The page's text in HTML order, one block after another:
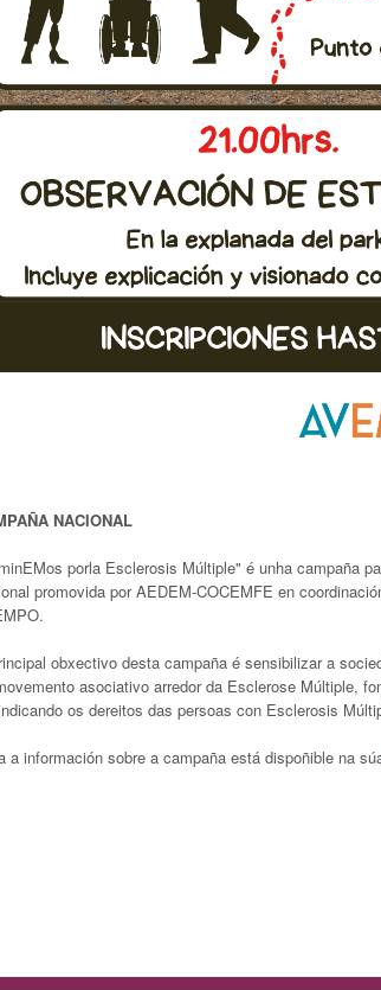
NACIONAL
porla Esclerosis Múltiple" é unha campaña
promovida por AEDEM-COCEMFE en
obxectivo desta campaña é sensibilizar a
asociativo arredor da Esclerose Múltiple,
os dereitos das persoas con Esclerosis
a información sobre a campaña está dispoñible na